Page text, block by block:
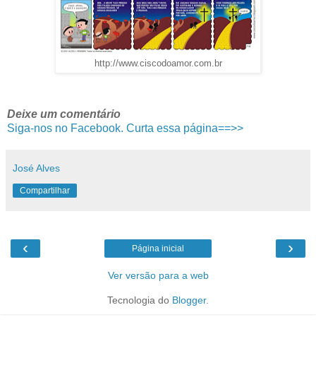
http://www.ciscodoamor.com.br
Deixe um comentário
Siga-nos no Facebook. Curta essa página==>>
José Alves
Compartilhar
‹ ›
Página inicial
Ver versão para a web
Tecnologia do Blogger.